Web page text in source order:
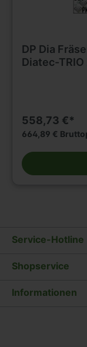
DP Dia
Diatec-
558,73 €*
664,89 €
Service-Hotline
Shopservice
Informationen